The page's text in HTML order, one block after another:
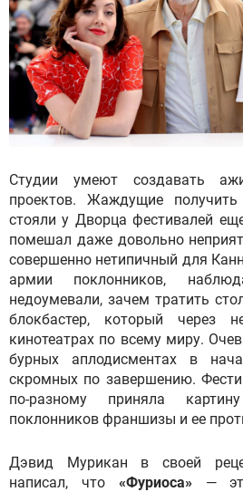
Студии умеют создавать
проектов. Жаждущие
стояли у Дворца фестивалей
помешал даже довольно
совершенно нетипичный для
армии поклонников,
недоумевали, зачем тратить
блокбастер, который через
кинотеатрах по всему миру.
бурных аплодисментах в
скромных по завершению.
по-разному приняла
поклонников франшизы и ее
Дэвид Мурикан в своей
написал, что «Фуриоса» —